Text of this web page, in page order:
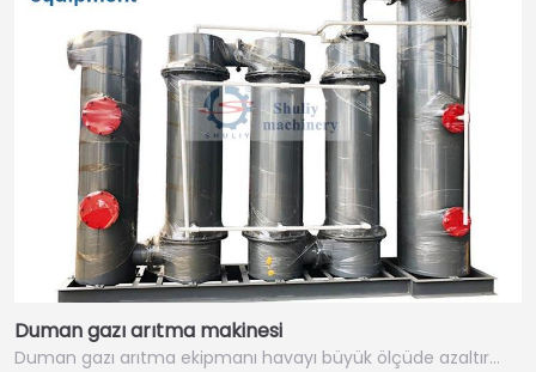
Duman gazı arıtma makinesi
Duman gazı arıtma ekipmanı havayı büyük ölçüde azaltır…